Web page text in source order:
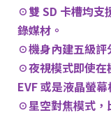
☉雙 SD 卡槽均支
錄媒材。
☉機身內建五級評
☉夜視模式即使在
EVF 或是液晶螢幕
☉星空對焦模式，